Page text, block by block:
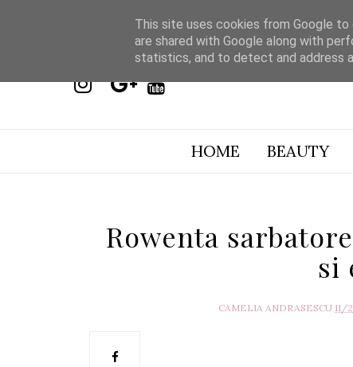
HOME BEAUTY
Rowenta
si
CAMELIA ANDRASESCU 11/
This site uses cookies from Google
are shared with Google along with
statistics, and to detect and address